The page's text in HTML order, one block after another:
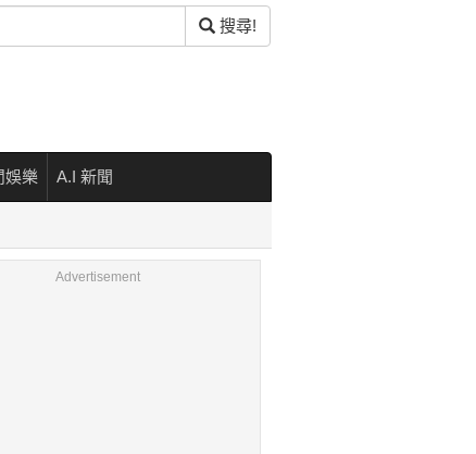
搜尋!
娛樂 A.I 新聞
Advertisement